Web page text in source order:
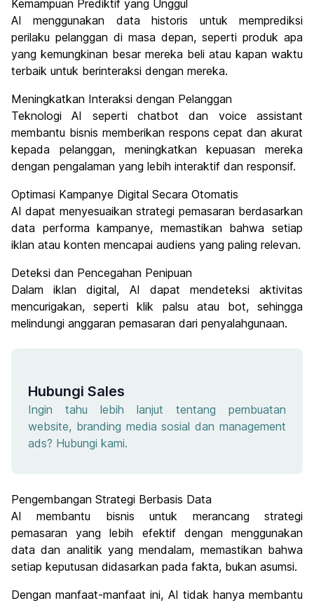
Kemampuan Prediktif yang Unggul
AI menggunakan data historis untuk memprediksi
perilaku pelanggan di masa depan, seperti produk apa
yang kemungkinan besar mereka beli atau kapan waktu
terbaik untuk berinteraksi dengan mereka.
Meningkatkan Interaksi dengan Pelanggan
Teknologi AI seperti chatbot dan voice assistant
membantu bisnis memberikan respons cepat dan akurat
kepada pelanggan, meningkatkan kepuasan mereka
dengan pengalaman yang lebih interaktif dan responsif.
Optimasi Kampanye Digital Secara Otomatis
AI dapat menyesuaikan strategi pemasaran berdasarkan
data performa kampanye, memastikan bahwa setiap
iklan atau konten mencapai audiens yang paling relevan.
Deteksi dan Pencegahan Penipuan
Dalam iklan digital, AI dapat mendeteksi aktivitas
mencurigakan, seperti klik palsu atau bot, sehingga
melindungi anggaran pemasaran dari penyalahgunaan.
Hubungi Sales
Ingin tahu lebih lanjut tentang pembuatan
website, branding media sosial dan management
ads? Hubungi kami.
Pengembangan Strategi Berbasis Data
AI membantu bisnis untuk merancang strategi
pemasaran yang lebih efektif dengan menggunakan
data dan analitik yang mendalam, memastikan bahwa
setiap keputusan didasarkan pada fakta, bukan asumsi.
Dengan manfaat-manfaat ini, AI tidak hanya membantu